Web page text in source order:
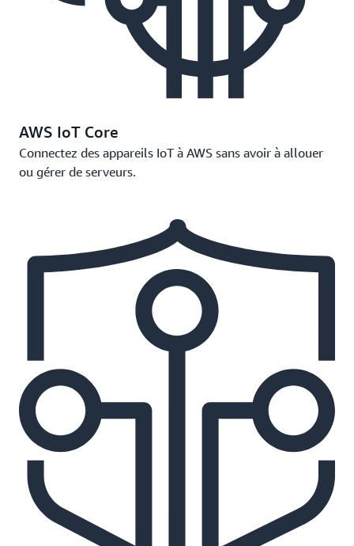
AWS IoT Core
Connectez des appareils IoT à AWS sans avoir à allouer
ou gérer de serveurs.